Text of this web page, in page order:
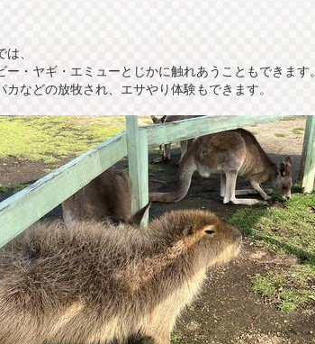
、
ー・ヤギ・エミューとじかに触れあうこともできます。
カなどの放牧され、エサやり体験もできます。